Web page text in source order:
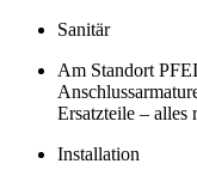
Sanitär
Am Standort
Ersatzteile – alles
Installation